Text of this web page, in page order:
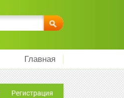
Главная
Регистрация